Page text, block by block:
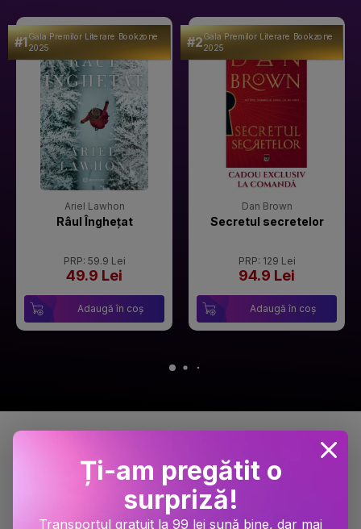
#1Gala Premilor Literare Bookzone
2025
Ariel Lawhon
Râul Înghețat
PRP: 59.9 Lei
49.9 Lei
Adaugă în coș
#2Gala Premilor Literare Bookzone
2025
Dan Brown
Secretul secretelor
PRP: 129 Lei
94.9 Lei
Adaugă în coș
Ți-am pregătit o
surpriză!
Transportul gratuit la 99 lei sună bine, dar mai